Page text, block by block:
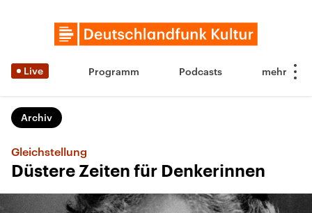
Live Programm Podcasts
Archiv
Gleichstellung
Düstere Zeiten für Denkerinnen